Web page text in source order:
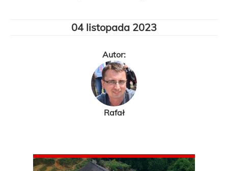
04 listopada 2023
Autor:
Rafał